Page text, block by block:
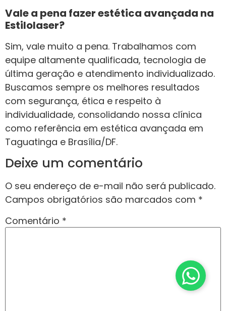
Vale a pena fazer estética avançada na
Estilolaser?
Sim, vale muito a pena. Trabalhamos com
equipe altamente qualificada, tecnologia de
última geração e atendimento individualizado.
Buscamos sempre os melhores resultados
com segurança, ética e respeito à
individualidade, consolidando nossa clínica
como referência em estética avançada em
Taguatinga e Brasília/DF.
Deixe um comentário
O seu endereço de e-mail não será publicado.
Campos obrigatórios são marcados com *
Comentário *